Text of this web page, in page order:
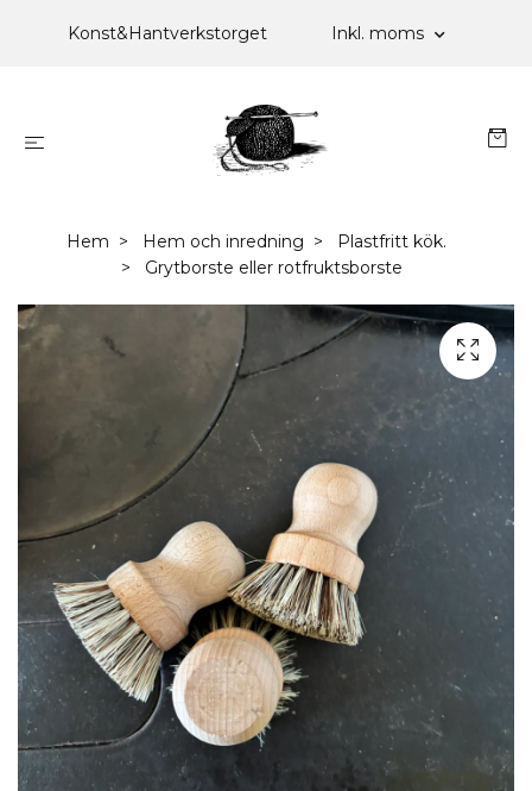
Konst&Hantverkstorget Inkl. moms
Hem Hem och inredning
Plastfritt kök.
Grytborste eller rotfruktsborste